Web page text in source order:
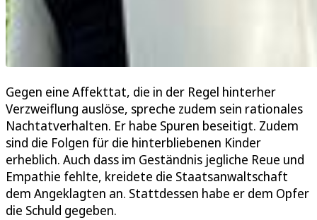
Gegen eine Affekttat, die in der Regel hinterher
Verzweiflung auslöse, spreche zudem sein rationales
Nachtatverhalten. Er habe Spuren beseitigt. Zudem
sind die Folgen für die hinterbliebenen Kinder
erheblich. Auch dass im Geständnis jegliche Reue und
Empathie fehlte, kreidete die Staatsanwaltschaft
dem Angeklagten an. Stattdessen habe er dem Opfer
die Schuld gegeben.